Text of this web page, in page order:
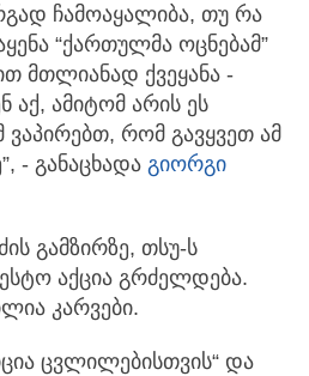
ჩამოაყალიბა, თუ რა
“ქართულმა ოცნებამ”
მთლიანად ქვეყანა -
აქ, ამიტომ არის ეს
რომ გავყვეთ ამ
- განაცხადა გიორგი
გამზირზე, თსუ-ს
აქცია გრძელდება.
კარვები.
ცვლილებისთვის“ და